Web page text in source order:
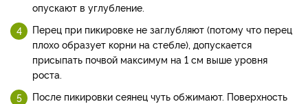
опускают в углубление.
Перец при пикировке не заглубляют (потому что перец
плохо образует корни на стебле), допускается
присыпать почвой максимум на 1 см выше уровня
роста.
После пикировки сеянец чуть обжимают. Поверхность